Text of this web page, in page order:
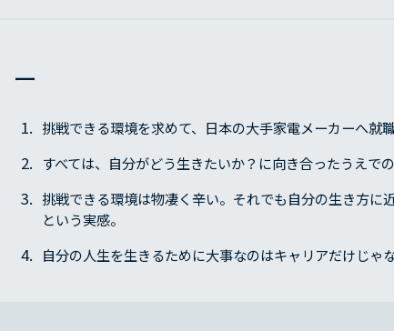
ー
挑戦できる環境を求めて、日本の大手家電メーカーへ就
すべては、自分がどう生きたいか？に向き合ったうえで
挑戦できる環境は物凄く辛い。それでも自分の生き方に
という実感。
自分の人生を生きるために大事なのはキャリアだけじゃ